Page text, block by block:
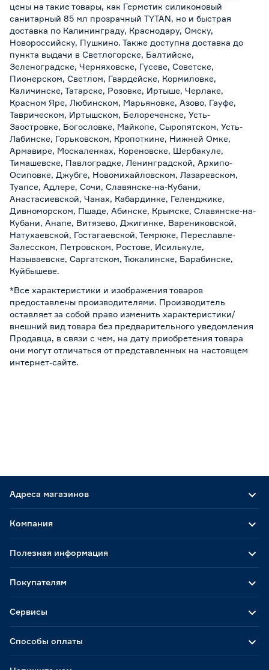
цены на такие товары, как Герметик силиконовый
санитарный 85 мл прозрачный TYTAN, но и быстрая
доставка по Калининграду, Краснодару, Омску,
Новороссийску, Пушкино. Также доступна доставка до
пункта выдачи в Светлогорске, Балтийске,
Зеленоградске, Черняховске, Гусеве, Советске,
Пионерском, Светлом, Гвардейске, Кормиловке,
Каличинске, Татарске, Розовке, Иртыше, Черлаке,
Красном Яре, Любинском, Марьяновке, Азово, Гауфе,
Таврическом, Иртышском, Белореченске, Усть-
Заостровке, Богословке, Майкопе, Сыропятском, Усть-
Лабинске, Горьковском, Кропоткине, Нижней Омке,
Армавире, Москаленках, Кореновске, Шербакуле,
Тимашевске, Павлоградке, Ленинградской, Архипо-
Осиповке, Джубге, Новомихайловском, Лазаревском,
Туапсе, Адлере, Сочи, Славянске-на-Кубани,
Анастасиевской, Чанах, Кабардинке, Геленджике,
Дивноморском, Пшаде, Абинске, Крымске, Славянске-на-
Кубани, Анапе, Витязево, Джигинке, Варениковской,
Натухаевской, Гостагаевской, Темрюке, Переславле-
Залесском, Петровском, Ростове, Исилькуле,
Называевске, Саргатском, Тюкалинске, Барабинске,
Куйбышеве.
*Все характеристики и изображения товаров
предоставлены производителями. Производитель
оставляет за собой право изменить характеристики/
внешний вид товара без предварительного уведомления
Продавца, в связи с чем, на дату приобретения товара
они могут отличаться от представленных на настоящем
интернет-сайте.
Адреса магазинов
Способы оплаты
Компания
Полезная информация
Покупателям
Сервисы